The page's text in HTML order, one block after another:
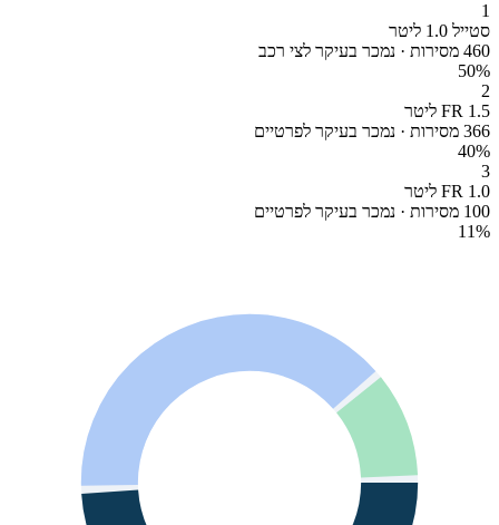
1
סטייל 1.0 ליטר
460 מסירות · נמכר בעיקר לצי רכב
50%
2
FR 1.5 ליטר
366 מסירות · נמכר בעיקר לפרטיים
40%
3
FR 1.0 ליטר
100 מסירות · נמכר בעיקר לפרטיים
11%